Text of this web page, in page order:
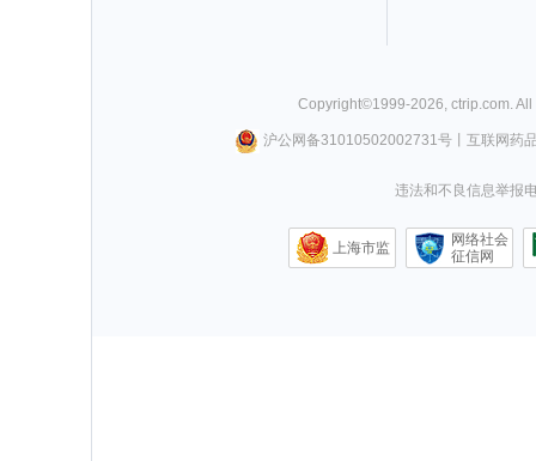
Copyright©1999-2026 ctrip.com .
沪公网备31010502002731号丨 互联网药
违法和不良信息举报
上海市监
网络社会
征信网